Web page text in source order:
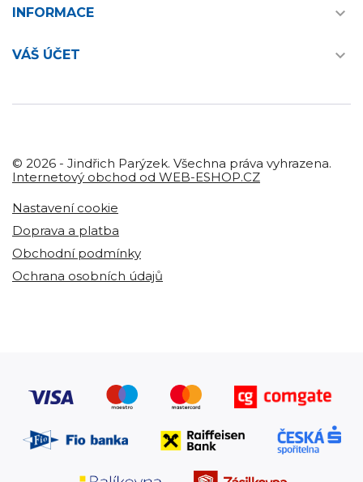
INFORMACE 
VÁŠ ÚČET 
© 2026 - Jindřich Parýzek. Všechna práva vyhrazena.
Internetový obchod od WEB-ESHOP.CZ
Nastavení cookie
Doprava a platba
Obchodní podmínky
Ochrana osobních údajů